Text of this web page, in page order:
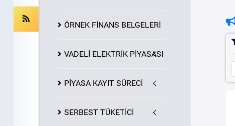
ÖRNEK FİNANS BELGELERİ
VADELİ ELEKTRİK PİYASASI
PİYASAKAYIT SÜRECİ
SERBEST TÜKETİCİ